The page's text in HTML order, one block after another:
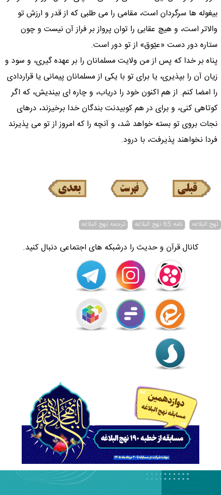
بيغوله ها سرگردان است، مقامى را مى طلبى كه از قدر و ارزش تو
والاتر است، و هيچ عقابى را توان پرواز بر فراز آن نيست و چون
ستاره دور دست «عيّوق» از تو دور است.
پناه بر خدا كه پس از من ولايت مسلمانان را بر عهده گيرى، و سود و
زيان آن را بپذيرى، يا براى تو با يكى از مسلمانان پيمانى يا قراردادى
را امضا كنم. از هم اكنون خود را درياب، و چاره اى بينديش، كه اگر
كوتاهى كنى، و براى در هم كوبيدنت بندگان خدا برخيزند، درهاى
نجات بروى تو بسته خواهد شد، و آنچه را كه امروز از تو مى پذيرند
فردا نخواهند پذيرفت، با درود.
نهج البلاغه نامه 65 نهج البلاغه ترجمه نهج البلاغه
کانال قرآن و حدیث را درشبکه های اجتماعی دنبال کنید.